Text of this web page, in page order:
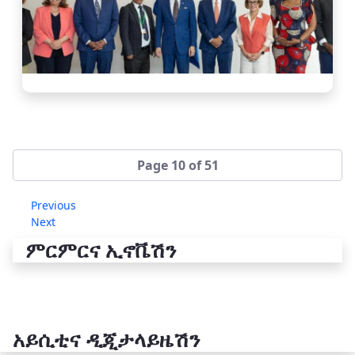
Page 10 of 51
Previous
Next
ምርምርና ኢኖቬሽን
አይሲቲና ዲጂታላይዜሽን